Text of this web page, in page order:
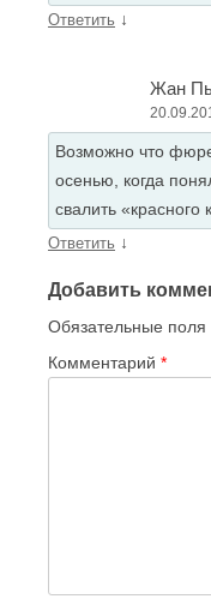
Ответить ↓
Жан
Возможно что
осенью, когда
свалить «красного
Ответить ↓
Добавить
Обязательные
Комментарий *